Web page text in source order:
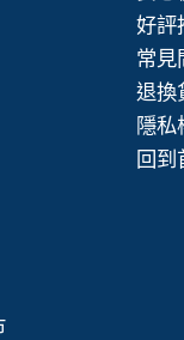
好評
常見
退換
隱私
回到